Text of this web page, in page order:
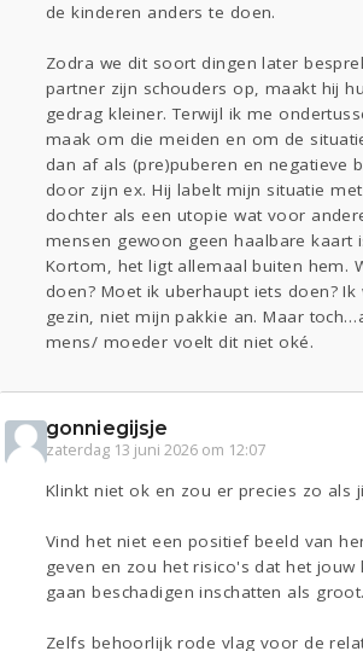
de kinderen anders te doen.
Zodra we dit soort dingen later
partner zijn schouders op, maakt hij
gedrag kleiner. Terwijl ik me
maak om die meiden en om de
dan af als (pre)puberen en negatieve
door zijn ex. Hij labelt mijn situatie
dochter als een utopie wat voor
mensen gewoon geen haalbare kaart
Kortom, het ligt allemaal buiten hem.
doen? Moet ik uberhaupt iets doen? Ik
gezin, niet mijn pakkie an. Maar
mens/ moeder voelt dit niet oké.
gonniegijsje
zaterdag 13 juni 2026 om 12:07
Klinkt niet ok en zou er precies zo als
Vind het niet een positief beeld van
geven en zou het risico's dat het jouw
gaan beschadigen inschatten als groot.
Zelfs behoorlijk rode vlag voor de